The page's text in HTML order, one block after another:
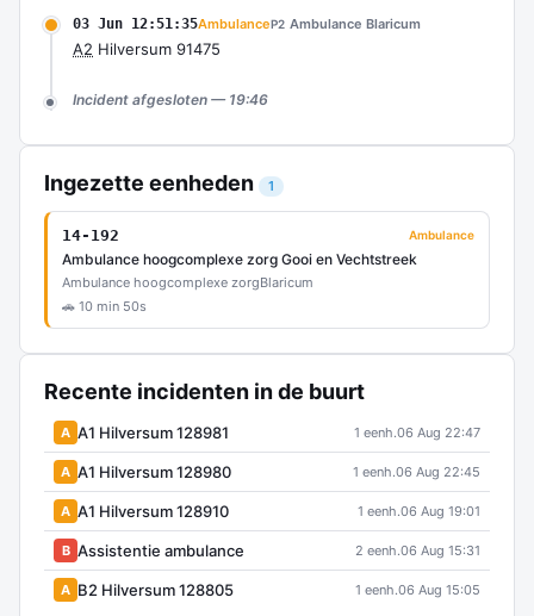
03 Jun 12:51:35AmbulanceP2 Ambulance Blaricum
A2 Hilversum 91475
Incident afgesloten — 19:46
Ingezette eenheden 1
14-192 Ambulance
Ambulance hoogcomplexe zorg Gooi en Vechtstreek
Ambulance hoogcomplexe zorgBlaricum
🚗 10 min 50s
Recente incidenten in de buurt
A A1 Hilversum 128981 1 eenh.06 Aug 22:47
A A1 Hilversum 128980 1 eenh.06 Aug 22:45
A A1 Hilversum 128910 1 eenh.06 Aug 19:01
B Assistentie ambulance 2 eenh.06 Aug 15:31
A B2 Hilversum 128805 1 eenh.06 Aug 15:05